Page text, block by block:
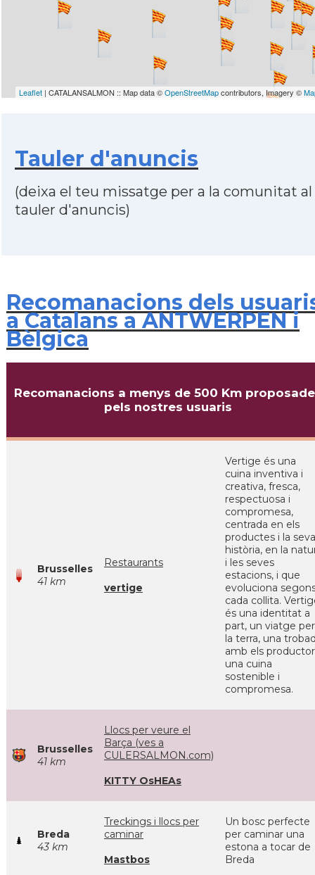
Leaflet | CATALANSALMON :: Map data ©OpenStreetMapcontributors, Imagery ©
Tauler d'anuncis
(deixa el teu missatge per a la comunitat al
tauler d'anuncis)
Recomanacions dels
a Catalans a ANTWERPEN i
Bèlgica
Recomanacions a menys de 500 Km
pels nostres usuaris
Brusselles
41 km
Restaurants
vertige
Vertige és una
cuina inventiva i
creativa, fresca,
respectuosa i
compromesa,
centrada en els
productes i la seva
història, en la
i les seves
estacions, i que
evoluciona
cada collita.
és una identitat a
part, un viatge per
la terra, una
amb els
una cuina
sostenible i
compromesa.
Brusselles
41 km
Llocs per veure el
Barça (ves a
CULERSALMON.com)
KITTY OsHEAs
Breda
43 km
Treckings i llocs per
caminar
Mastbos
Un bosc perfecte
per caminar una
estona a tocar de
Breda